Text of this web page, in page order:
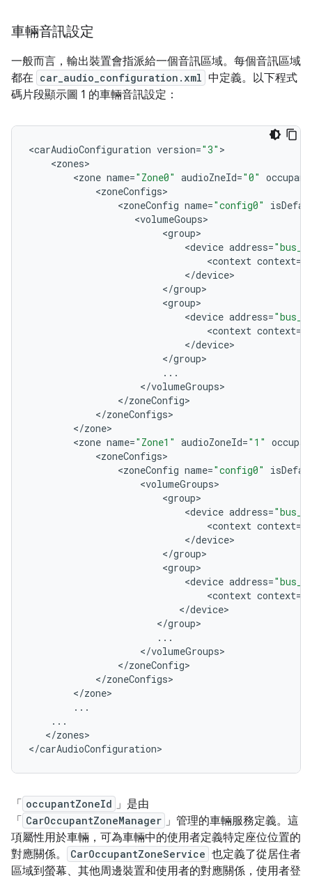
車輛音訊設定
一般而言，輸出裝置會指派給一個音訊區域。每個音訊區域
都在 car_audio_configuration.xml 中定義。以下程式
碼片段顯示圖 1 的車輛音訊設定：
<carAudioConfiguration version="3"
<zones
<zone name="Zone0" audioZneId="0"
<zoneConfigs
<zoneConfig name="config0"
<volumeGoups
<group
<device address=
<context context=
</device
</group
<group
<device address=
<context context=
</device
</group
...
</volumeGroups
</zoneConfig
</zoneConfigs
</zone
<zone name="Zone1" audioZoneId="1"
<zoneConfigs
<zoneConfig name="config0"
<volumeGroups
<group
<device address=
<context context=
</device
</group
<group
<device address=
<context context=
</device
</group
...
</volumeGroups
</zoneConfig
</zoneConfigs
</zone
...
...
</zones>
</carAudioConfiguration
「 occupantZoneId 」是由
「 CarOccupantZoneManager 」管理的車輛服務定義。這
項屬性用於車輛，可為車輛中的使用者定義特定座位位置的
對應關係。
CarOccupantZoneService 也定義了從居住者
區域到螢幕、其他周邊裝置和使用者的對應關係，使用者登